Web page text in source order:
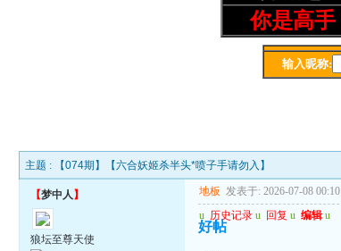
主题 : 【074期】【六合妖姬杀半头*喷子手请勿入】
【梦中人 】
狼坛至尊天使
地板 发表于: 2026-07-08 00:10
u 历史记录 u 回复 u 编辑 u
好帖